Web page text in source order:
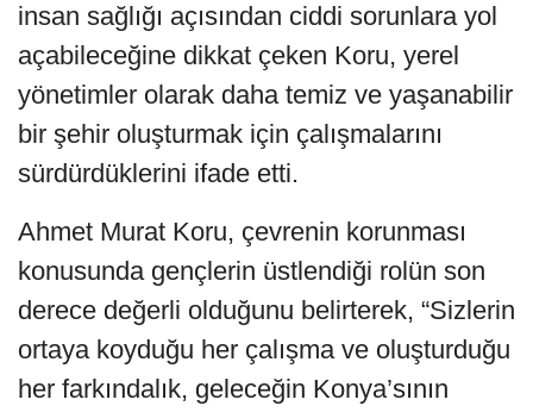
insan sağlığı açısından ciddi sorunlara yol
açabileceğine dikkat çeken Koru, yerel
yönetimler olarak daha temiz ve yaşanabilir
bir şehir oluşturmak için çalışmalarını
sürdürdüklerini ifade etti.
Ahmet Murat Koru, çevrenin korunması
konusunda gençlerin üstlendiği rolün son
derece değerli olduğunu belirterek, “Sizlerin
ortaya koyduğu her çalışma ve oluşturduğu
her farkındalık, geleceğin Konya’sının